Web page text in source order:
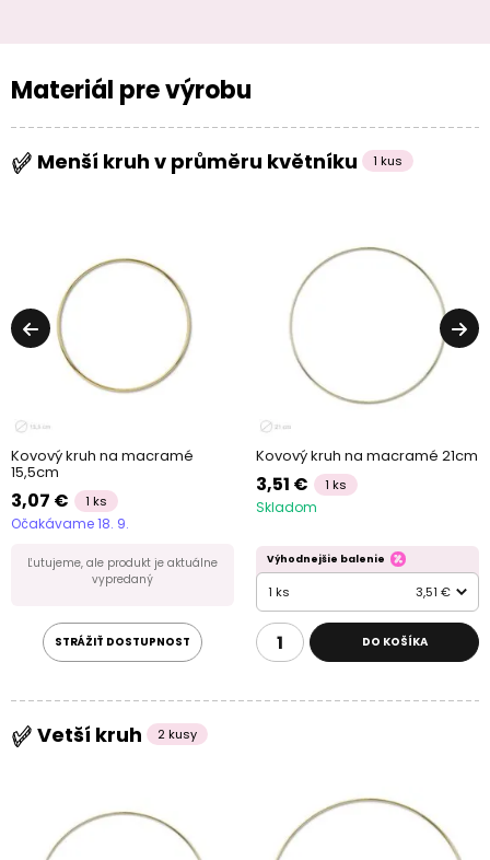
Materiál pre výrobu
Menší kruh v průměru květníku 1 kus
Kovový kruh na macramé
15,5cm
3,07 € 1 ks
Očakávame 18. 9.
Ľutujeme, ale produkt je aktuálne
vypredaný
STRÁŽIŤ DOSTUPNOST
Kovový kruh na macramé 21cm
3,51 € 1 ks
Skladom
Výhodnejšie balenie
1 ks 3,51 €
DO KOŠÍKA
Vetší kruh 2 kusy